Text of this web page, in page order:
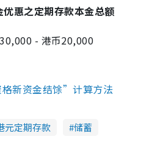
惠之定期存款本金总额
- 港币20,000
新资金结馀”计算方法
元定期存款
储蓄